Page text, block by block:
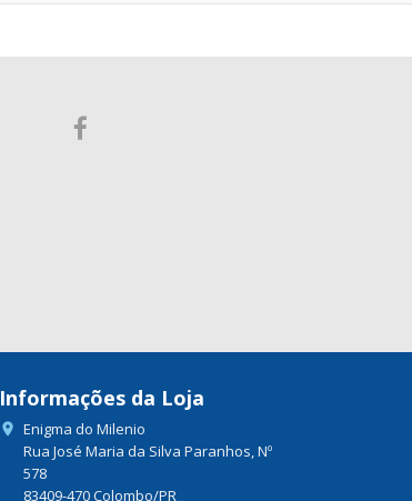
Informações da Loja
 Enigma do Milenio
Rua José Maria da Silva Paranhos, Nº
578
83409-470 Colombo/PR